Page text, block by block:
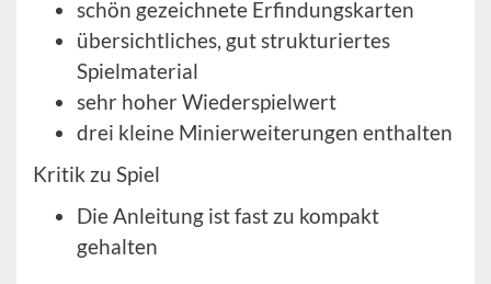
schön gezeichnete Erfindungskarten
übersichtliches, gut strukturiertes
Spielmaterial
sehr hoher Wiederspielwert
drei kleine Minierweiterungen enthalten
Kritik zu Spiel
Die Anleitung ist fast zu kompakt
gehalten